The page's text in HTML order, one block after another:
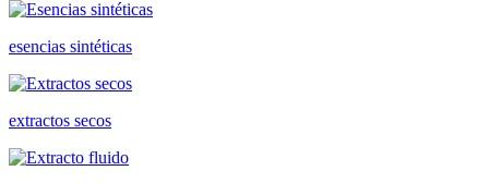
esencias sintéticas
extractos secos